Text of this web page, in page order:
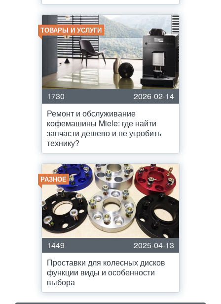
ТОВАРЫ И УСЛУГИ
1730
2026-02-14
Ремонт и обслуживание
кофемашины Miele: где найти
запчасти дешево и не угробить
технику?
РАЗНОЕ
1449
2025-04-13
Проставки для колесных дисков
функции виды и особенности
выбора